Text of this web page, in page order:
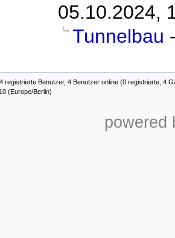
05.10.2024,
Tunnelbau
registrierte Benutzer, 4 Benutzer online (0 registrierte, 4
(Europe/Berlin)
powered